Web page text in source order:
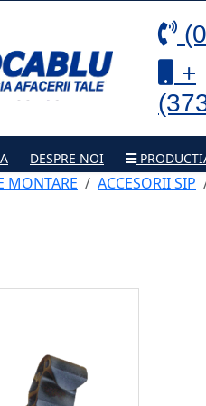
+
DESPRE NOI
MONTARE ACCESORII SIP